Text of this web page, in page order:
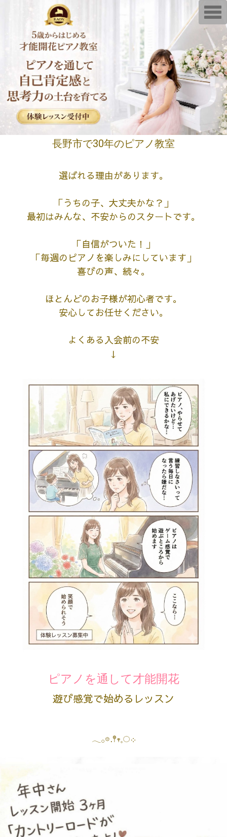
長野市で30年のピアノ教室
選ばれる理由があります。
「うちの子、大丈夫かな？」
最初はみんな、不安からのスタートです。
「自信がついた！」
「毎週のピアノを楽しみにしています」
喜びの声、続々。
ほとんどのお子様が初心者です。
安心してお任せください。
よくある入会前の不安
↓
ピアノを通して才能開花
遊び感覚で始めるレッスン
𓂃𓂂𖡼.𖤣𖥧𓈒◌܀
T
o
g
l
e
n
a
v
i
t